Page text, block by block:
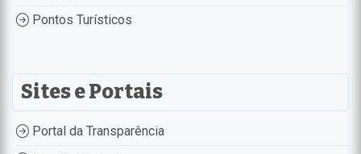
Pontos Turísticos
Sites e Portais
Portal da Transparência